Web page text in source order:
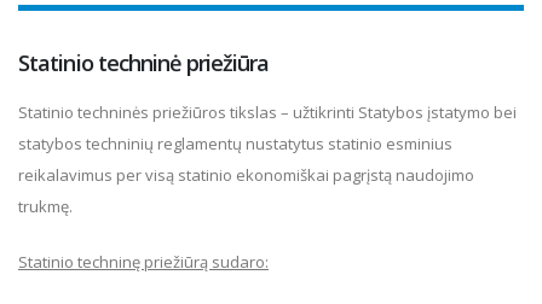
Statinio techninė priežiūra
Statinio techninės priežiūros tikslas – užtikrinti Statybos įstatymo bei
statybos techninių reglamentų nustatytus statinio esminius
reikalavimus per visą statinio ekonomiškai pagrįstą naudojimo
trukmę.
Statinio techninę priežiūrą sudaro: